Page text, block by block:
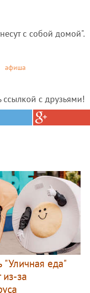
с собой домой".
афиша
ссылкой с друзьями!
"Уличная еда"
из-за